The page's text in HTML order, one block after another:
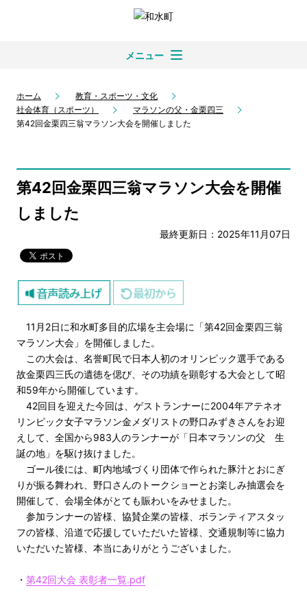
メニュー
ホーム
教育・スポーツ・文化
社会体育（スポーツ）
マラソンの父・金栗四三
第42回金栗四三翁マラソン大会を開催しました
第42回金栗四三翁マラソン大会を開催
しました
最終更新日：2025年11月07日
11月2日に和水町多目的広場を主会場に「第42回金栗四三翁
マラソン大会」を開催しました。
この大会は、名誉町民で日本人初のオリンピック選手である
故金栗四三氏の遺徳を偲び、その功績を顕彰する大会として昭
和59年から開催しています。
42回目を迎えた今回は、ゲストランナーに2004年アテネオ
リンピック女子マラソン金メダリストの野口みずきさんをお迎
えして、全国から983人のランナーが「日本マラソンの父 生
誕の地」を駆け抜けました。
ゴール後には、町内地域づくり団体で作られた豚汁とおにぎ
りが振る舞われ、野口さんのトークショーとお楽しみ抽選会を
開催して、会場全体がとても賑わいをみせました。
参加ランナーの皆様、協賛企業の皆様、ボランティアスタッ
フの皆様、沿道で応援していただいた皆様、交通規制等に協力
いただいた皆様、本当にありがとうございました。
・ 第42回大会 表彰者一覧.pdf